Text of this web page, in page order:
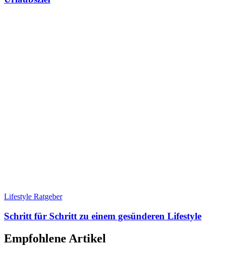
Lifestyle Ratgeber
Schritt für Schritt zu einem gesünderen Lifestyle
Empfohlene Artikel